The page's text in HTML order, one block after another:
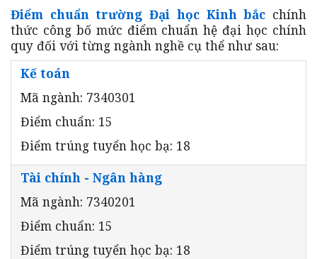
Điểm chuẩn trường Đại học Kinh bắc chính
thức công bố mức điểm chuẩn hệ đại học chính
quy đối với từng ngành nghề cụ thể như sau:
Kế toán
Mã ngành: 7340301
Điểm chuẩn: 15
Điểm trúng tuyển học bạ: 18
Tài chính - Ngân hàng
Mã ngành: 7340201
Điểm chuẩn: 15
Điểm trúng tuyển học bạ: 18